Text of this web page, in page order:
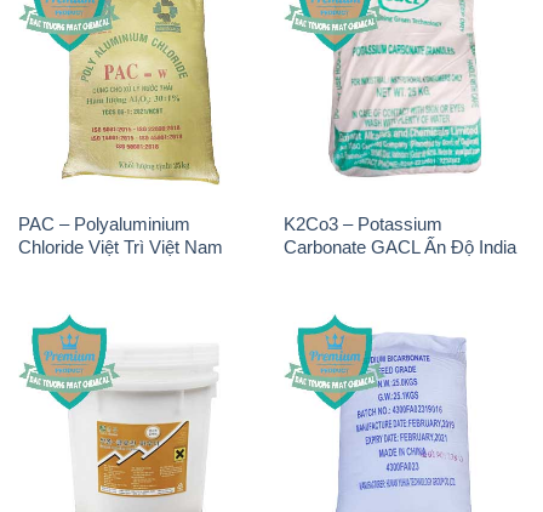
PAC – Polyaluminium
Chloride Việt Trì Việt Nam
K2Co3 – Potassium
Carbonate GACL Ấn Độ India